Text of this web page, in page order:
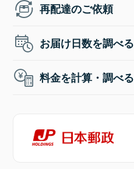
再配達のご依頼
お届け日数を調べる
料金を計算・調べる